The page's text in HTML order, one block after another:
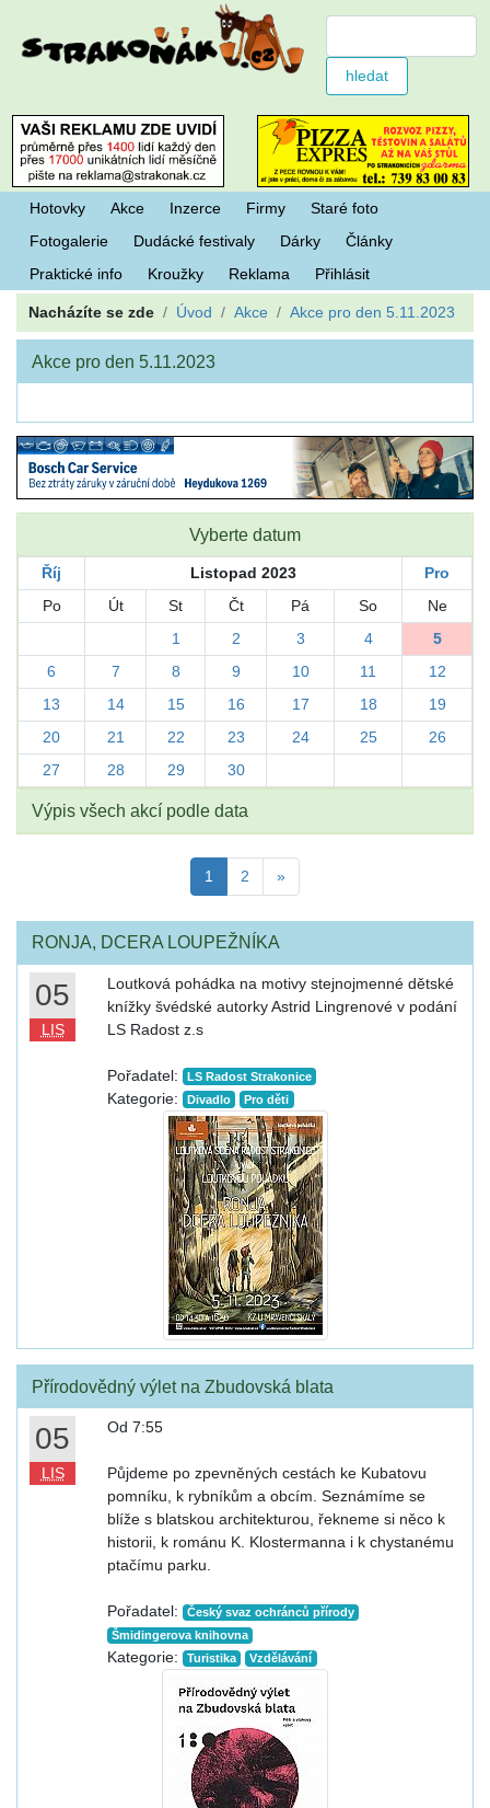
Hotovky Akce Inzerce Firmy
Staré foto
Fotogalerie
Dudácké festivaly Dárky
Články
Praktické info
Kroužky Reklama Přihlásit
Nacházíte se zde Úvod Akce Akce pro den 5.11.2023
Akce pro den 5.11.2023
Vyberte datum
Říj Listopad 2023
Pro
Po
Út St Čt Pá So
Ne
1
2 3 4
5
6
7 8 9 10 11
12
13
14 15 16 17 18
19
20
21 22 23 24 25
26
27
28 29 30
Výpis všech akcí podle data
1 2 »
RONJA, DCERA LOUPEŽNÍKA
05
LIS
Loutková pohádka na motivy stejnojmenné dětské
knížky švédské autorky Astrid Lingrenové v podání
LS Radost z.s
Pořadatel: LS Radost Strakonice
Kategorie: Divadlo Pro děti
Přírodovědný výlet na Zbudovská blata
05
LIS
Od 7:55
Půjdeme po zpevněných cestách ke Kubatovu
pomníku, k rybníkům a obcím. Seznámíme se
blíže s blatskou architekturou, řekneme si něco k
historii, k románu K. Klostermanna i k chystanému
ptačímu parku.
Pořadatel:
Český svaz ochránců přírody
Šmidingerova knihovna
Kategorie: Turistika Vzdělávání